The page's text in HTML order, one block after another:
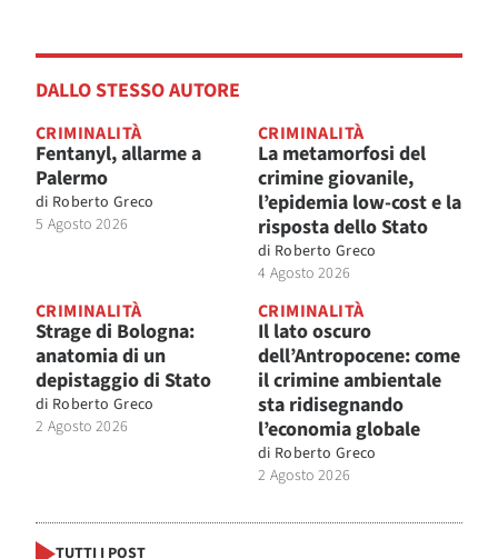
DALLO STESSO AUTORE
CRIMINALITÀ
Fentanyl, allarme a
Palermo
di Roberto Greco
5 Agosto 2026
CRIMINALITÀ
La metamorfosi del
crimine giovanile,
l’epidemia low-cost e la
risposta dello Stato
di Roberto Greco
4 Agosto 2026
CRIMINALITÀ
Strage di Bologna:
anatomia di un
depistaggio di Stato
di Roberto Greco
2 Agosto 2026
CRIMINALITÀ
Il lato oscuro
dell’Antropocene: come
il crimine ambientale
sta ridisegnando
l’economia globale
di Roberto Greco
2 Agosto 2026
TUTTI I POST